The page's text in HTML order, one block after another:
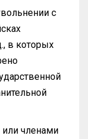
с
в которых
членами